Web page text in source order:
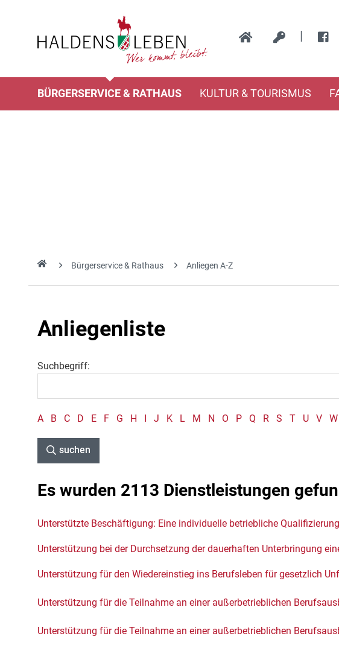
|
BÜRGERSERVICE & RATHAUS KULTUR & TOURISMUS
Bürgerservice & Rathaus Anliegen A-Z
Anliegenliste
Suchbegriff:
A B C D E F G H I J K L M N O P Q R S T U V W
suchen
Es wurden 2113 Dienstleistungen
Unterstützte Beschäftigung: Eine individuelle betriebliche
Unterstützung bei der Durchsetzung der dauerhaften Unterbringung
Unterstützung für den Wiedereinstieg ins Berufsleben für gesetzlich
Unterstützung für die Teilnahme an einer außerbetrieblichen
Unterstützung für die Teilnahme an einer außerbetrieblichen